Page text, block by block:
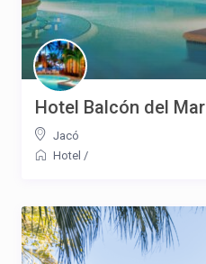
Hotel Balcón del Mar
Jacó
Hotel /